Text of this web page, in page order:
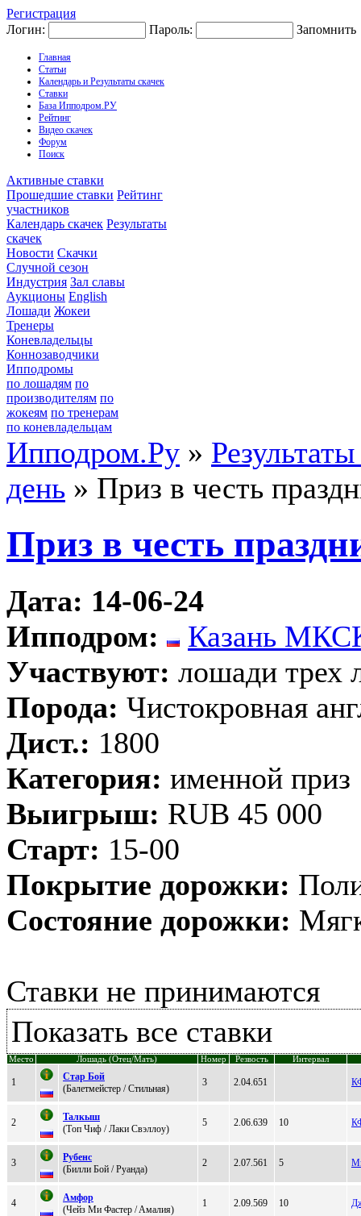
Регистрация
Логин:
Пароль: Запомнить
Главная
Статьи
Календарь и Результаты скачек
Ставки
База Ипподром.РУ
Рейтинг
Видео скачек
Форум
Поиск
Активные ставки
Прошедшие ставки Рейтинг
участников
Календарь скачек Результаты
скачек
Новости Скачки
Случной сезон
Индустрия Зал славы
Аукционы English
Лошади Жокеи
Тренеры
Коневладельцы
Коннозаводчики
Ипподромы
по лошадям по
производителям по
жокеям по тренерам
по коневладельцам
Ипподром.Ру »
день » Приз в честь
Приз в честь
Дата: 14-06-24
Ипподром:
Казань
Участвуют: лошади трех
Порода: Чистокровная
Дист.: 1800
Категория: именной приз
Выигрыш: RUB 45 000
Старт: 15-00
Покрытие дорожки:
Состояние дорожки:
Ставки не принимаются
Показать все ставки
Место Лошадь (Отец/Мать) Номер Резвость Интервал
1
Cтаp Бой
(Бaлетмейcтер / Стильная)
3 2.04.651
2
Taлкыш
(Tоп Чиф / Лaки Cвэллoу)
5 2.06.639 10
3
Рубенс
(Билли Бой / Pуaндa)
2 2.07.561 5
4
Aмфоp
(Чeйз Mи Фастep / Aмaлия)
1 2.09.569 10